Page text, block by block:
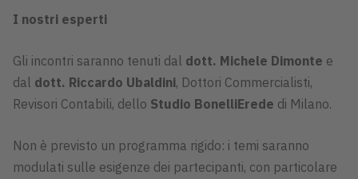
I nostri esperti
Gli incontri saranno tenuti dal dott. Michele Dimonte e
dal dott. Riccardo Ubaldini, Dottori Commercialisti,
Revisori Contabili, dello Studio BonelliErede di Milano.
Non è previsto un programma rigido: i temi saranno
modulati sulle esigenze dei partecipanti, con particolare